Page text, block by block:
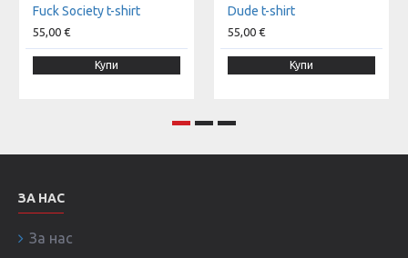
Fuck Society t-shirt
55,00 €
Купи
Dude t-shirt
55,00 €
Купи
ЗА НАС
За нас